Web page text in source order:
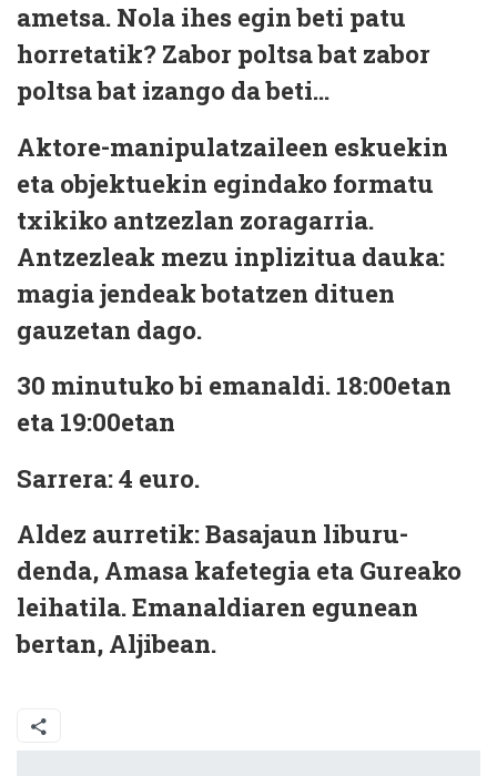
ametsa. Nola ihes egin beti patu
horretatik? Zabor poltsa bat zabor
poltsa bat izango da beti...
Aktore-manipulatzaileen eskuekin
eta objektuekin egindako formatu
txikiko antzezlan zoragarria.
Antzezleak mezu inplizitua dauka:
magia jendeak botatzen dituen
gauzetan dago.
30 minutuko bi emanaldi. 18:00etan
eta 19:00etan
Sarrera: 4 euro.
Aldez aurretik: Basajaun liburu-
denda, Amasa kafetegia eta Gureako
leihatila. Emanaldiaren egunean
bertan, Aljibean.